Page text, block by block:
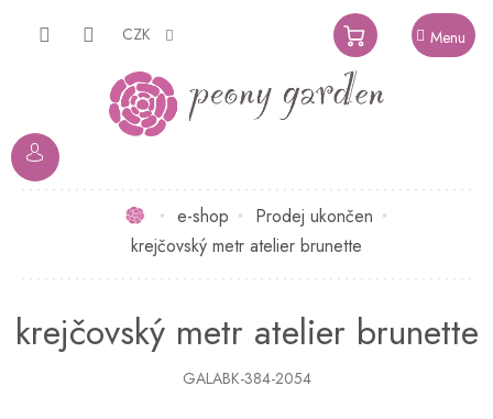
CZK
NÁKUPNÍ
KOŠÍK
Domůe-shop
Prodej ukončen
krejčovský metr atelier brunette
krejčovský metr atelier brunette
GALABK-384-2054